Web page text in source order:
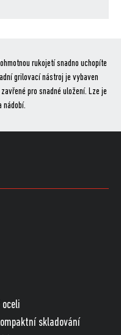
rukojetí snadno uchopíte
grilovací nástroj je vybaven
pro snadné uložení. Lze je
nádobí.
skladování